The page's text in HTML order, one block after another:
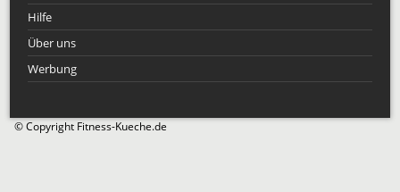
Hilfe
Über uns
Werbung
© Copyright Fitness-Kueche.de